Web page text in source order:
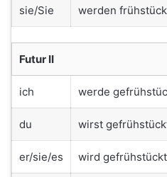
sie/Sie werden
Futur II
ich werde
du wirst
er/sie/es wird